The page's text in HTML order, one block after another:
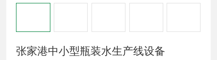
张家港中小型瓶装水生产线设备